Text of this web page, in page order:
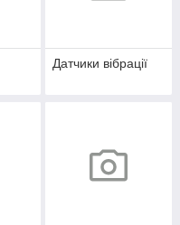
Датчики вібрації